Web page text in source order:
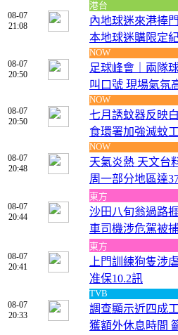
08-07
21:08
港台
內地球迷來港捧
本地球迷購限定
08-07
20:50
NOW
足球峰會｜兩隊
叫口號 現場氣氛
08-07
20:50
NOW
七月誘蚊器反映
食環署加強滅蚊
08-07
20:48
NOW
天氣炎熱 天文台
周一部分地區達
08-07
20:44
東方
沙田八旬翁過路
車司機涉危駕被
08-07
20:41
東方
上門訓練狗隻涉
准保10.2訊
08-07
20:33
TVB
調查顯示近四成
獲額外休息時間